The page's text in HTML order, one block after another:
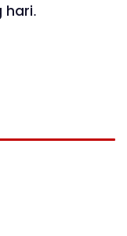
hari.